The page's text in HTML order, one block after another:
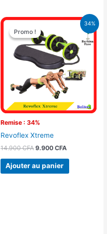
34%
Promo !
Remise : 34%
Promo !
Revoflex Xtreme
14.900CFA
Le
prix
initial
était :
14.900 CFA.
9.900 CFA
Le
est :
9.900 CFA.
Ajouter au panier